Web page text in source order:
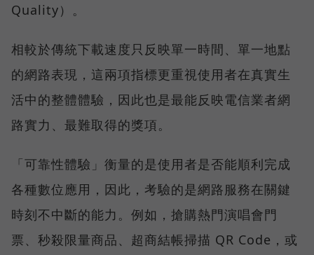
Quality）。
相較於傳統下載速度只反映單一時間、單一地點
的網路表現，這兩項指標更重視使用者在真實生
活中的整體體驗，因此也是最能反映電信業者網
路實力、最難取得的獎項。
「可靠性體驗」衡量的是使用者是否能順利完成
各種數位應用，因此，考驗的是網路服務在關鍵
時刻不中斷的能力。例如，搶購熱門演唱會門
票、秒殺限量商品、超商結帳掃描 QR Code，或